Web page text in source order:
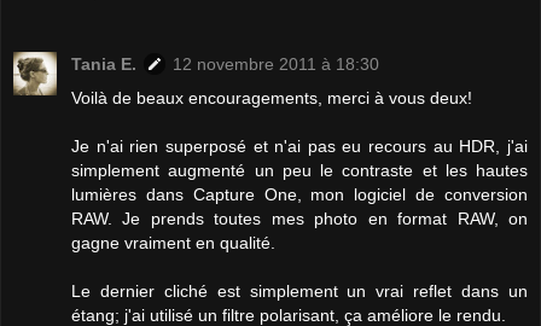
Tania E.
12 novembre 2011 à 18:30
Voilà de beaux encouragements, merci à vous deux!
Je n'ai rien superposé et n'ai pas eu recours au HDR, j'ai
simplement augmenté un peu le contraste et les hautes
lumières dans Capture One, mon logiciel de conversion
RAW. Je prends toutes mes photo en format RAW, on
gagne vraiment en qualité.
Le dernier cliché est simplement un vrai reflet dans un
étang; j'ai utilisé un filtre polarisant, ça améliore le rendu.